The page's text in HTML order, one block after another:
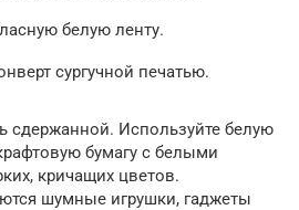
белую ленту.
сургучной печатью.
сдержанной. Используйте белую
бумагу с белыми
кричащих цветов.
шумные игрушки, гаджеты